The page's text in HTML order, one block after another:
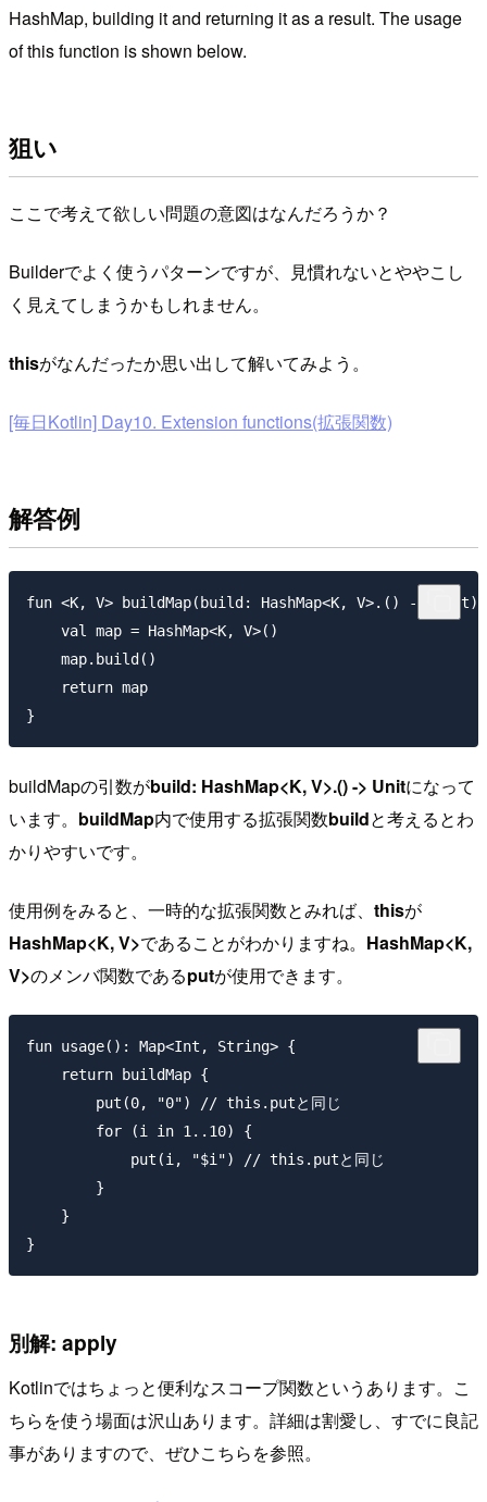
HashMap, building it and returning it as a result. The usage
of this function is shown below.
狙い
ここで考えて欲しい問題の意図はなんだろうか？
Builderでよく使うパターンですが、見慣れないとややこし
く見えてしまうかもしれません。
thisがなんだったか思い出して解いてみよう。
[毎日Kotlin] Day10. Extension functions(拡張関数)
解答例
fun <K, V> buildMap(build: HashMap<K, V>.() -> Unit):
    val map = HashMap<K, V>()
    map.build()
    return map
buildMapの引数がbuild: HashMap<K, V>.() -> Unitになって
います。 buildMap内で使用する拡張関数buildと考えるとわ
かりやすいです。
使用例をみると、一時的な拡張関数とみれば、 thisが
HashMap<K, V>であることがわかりますね。 HashMap<K,
V>のメンバ関数であるputが使用できます。
fun usage(): Map<Int, String> {
    return buildMap {
        put(0, "0") // this.putと同じ
        for (i in 1..10) {
            put(i, "$i") // this.putと同じ
        }
    }
別解: apply
Kotlinではちょっと便利なスコープ関数というあります。こ
ちらを使う場面は沢山あります。詳細は割愛し、すでに良記
事がありますので、ぜひこちらを参照。